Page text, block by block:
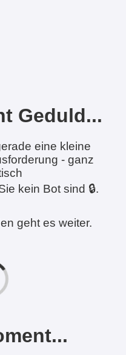
Geduld...
eine kleine
- ganz
kein Bot sind 🔒.
geht es weiter.